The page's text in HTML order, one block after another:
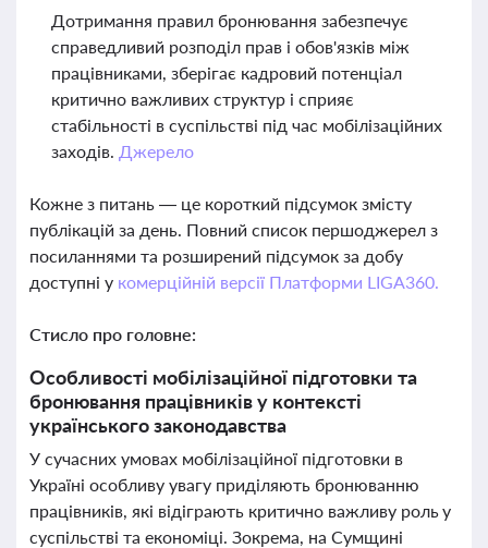
Дотримання правил бронювання забезпечує
справедливий розподіл прав і обов'язків між
працівниками, зберігає кадровий потенціал
критично важливих структур і сприяє
стабільності в суспільстві під час мобілізаційних
заходів. Джерело
Кожне з питань — це короткий підсумок змісту
публікацій за день. Повний список першоджерел з
посиланнями та розширений підсумок за добу
доступні у комерційній версії Платформи LIGA360.
Стисло про головне:
Особливості мобілізаційної підготовки та
бронювання працівників у контексті
українського законодавства
У сучасних умовах мобілізаційної підготовки в
Україні особливу увагу приділяють бронюванню
працівників, які відіграють критично важливу роль у
суспільстві та економіці. Зокрема, на Сумщині